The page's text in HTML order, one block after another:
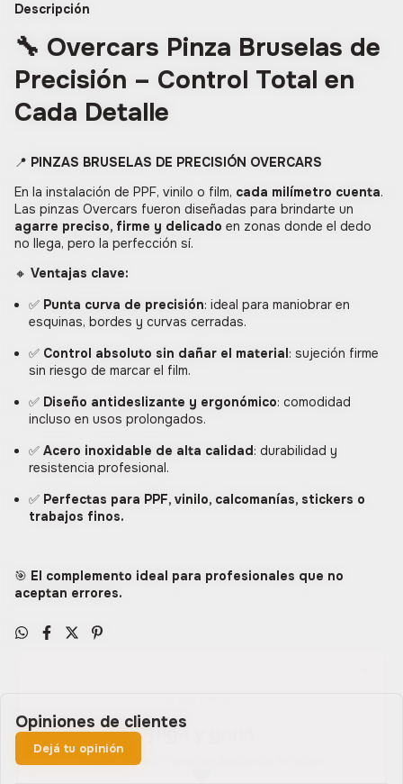
Descripción
🔧 Overcars Pinza Bruselas de
Precisión – Control Total en
Cada Detalle
📍 PINZAS BRUSELAS DE PRECISIÓN OVERCARS
En la instalación de PPF, vinilo o film, cada milímetro cuenta.
Las pinzas Overcars fueron diseñadas para brindarte un
agarre preciso, firme y delicado en zonas donde el dedo
no llega, pero la perfección sí.
🔸 Ventajas clave:
✅ Punta curva de precisión: ideal para maniobrar en
esquinas, bordes y curvas cerradas.
✅ Control absoluto sin dañar el material: sujeción firme
sin riesgo de marcar el film.
✅ Diseño antideslizante y ergonómico: comodidad
incluso en usos prolongados.
✅ Acero inoxidable de alta calidad: durabilidad y
resistencia profesional.
✅ Perfectas para PPF, vinilo, calcomanías, stickers o
trabajos finos.
🎯 El complemento ideal para profesionales que no
aceptan errores.
Opiniones de clientes
Dejá tu opinión
Prueba tu suerte y consigue descuentos increíbles